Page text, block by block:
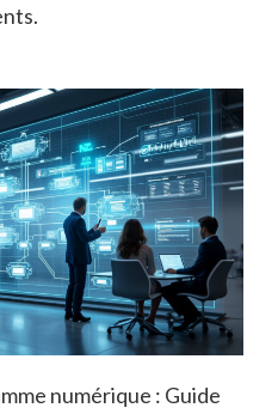
numérique : Guide